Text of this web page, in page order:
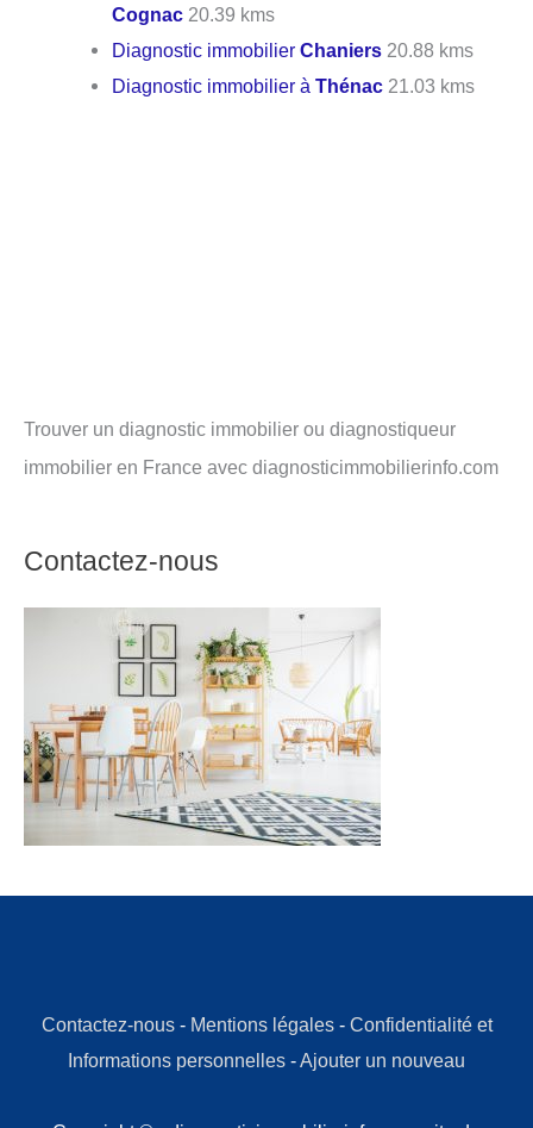
Cognac 20.39 kms
Diagnostic immobilierChaniers 20.88 kms
Diagnostic immobilier àThénac 21.03 kms
Trouver un diagnostic immobilier ou diagnostiqueur
immobilier en France avec diagnosticimmobilierinfo.com
Contactez-nous
Contactez-nous- Mentions légales- Confidentialité et
Informations personnelles -Ajouter un nouveau